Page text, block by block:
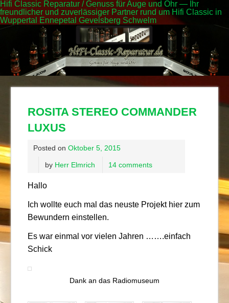
Hifi Classic Reparatur / Genuss für Auge und Ohr — Ihr
freundlicher und zuverlässiger Partner rund um Hifi Classic in
Wuppertal Ennepetal Gevelsberg Schwelm
ROSITA STEREO COMMANDER
LUXUS
Posted on Oktober 5, 2015
by Herr Elmrich 14 comments
Hallo
Ich wollte euch mal das neuste Projekt hier zum
Bewundern einstellen.
Es war einmal vor vielen Jahren …….einfach
Schick
Dank an das Radiomuseum